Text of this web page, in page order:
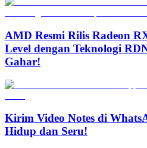
AMD Resmi Rilis Radeon
Level dengan Teknologi
Gahar!
Kirim Video Notes di
Hidup dan Seru!